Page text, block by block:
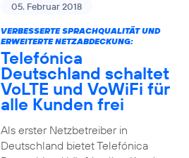
05. Februar 2018
VERBESSERTE SPRACHQUALITÄT UND
ERWEITERTE NETZABDECKUNG:
Telefónica
Deutschland schaltet
VoLTE und VoWiFi für
alle Kunden frei
Als erster Netzbetreiber in
Deutschland bietet Telefónica